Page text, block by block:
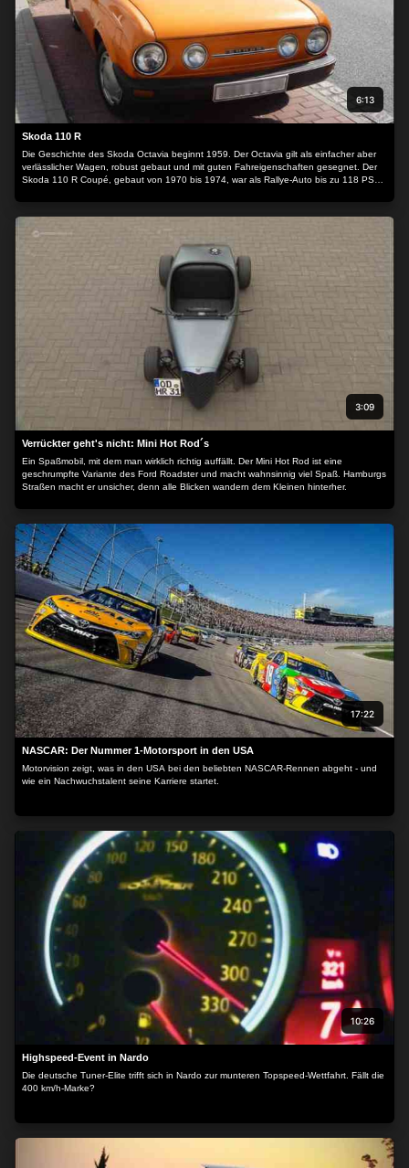
6:13
Skoda 110 R
Die Geschichte des Skoda Octavia beginnt 1959. Der Octavia gilt als einfacher aber
verlässlicher Wagen, robust gebaut und mit guten Fahreigenschaften gesegnet. Der
Skoda 110 R Coupé, gebaut von 1970 bis 1974, war als Rallye-Auto bis zu 118 PS
3:09
Verrückter geht's nicht: Mini Hot Rod´s
Ein Spaßmobil, mit dem man wirklich richtig auffällt. Der Mini Hot Rod ist eine
geschrumpfte Variante des Ford Roadster und macht wahnsinnig viel Spaß. Hamburgs
Straßen macht er unsicher, denn alle Blicken wandern dem Kleinen hinterher.
17:22
NASCAR: Der Nummer 1-Motorsport in den USA
Motorvision zeigt, was in den USA bei den beliebten NASCAR-Rennen abgeht - und
wie ein Nachwuchstalent seine Karriere startet.
10:26
Highspeed-Event in Nardo
Die deutsche Tuner-Elite trifft sich in Nardo zur munteren Topspeed-Wettfahrt. Fällt die
400 km/h-Marke?